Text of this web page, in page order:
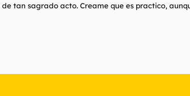
tan sagrado acto. Creame que es practico,